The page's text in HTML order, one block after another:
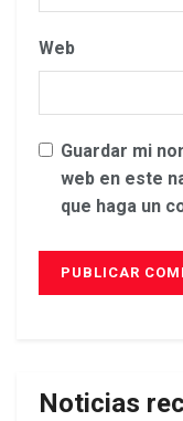
Web
Guardar mi
web en este
que haga un
Noticias